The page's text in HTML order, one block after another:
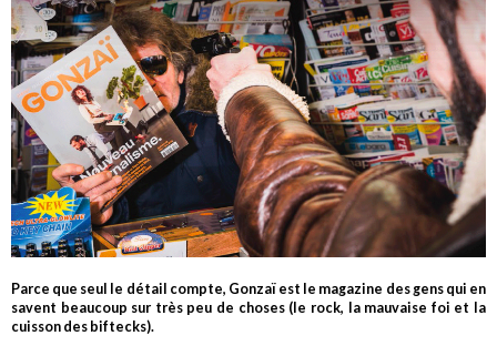
Parce que seul le détail compte, Gonzaï est le magazine des gens qui en
savent beaucoup sur très peu de choses (le rock, la mauvaise foi et la
cuisson des biftecks).